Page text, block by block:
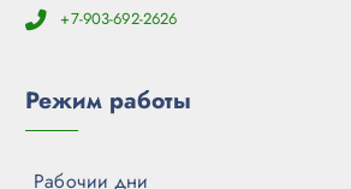
+7-903-692-2626
Режим работы
Рабочии дни